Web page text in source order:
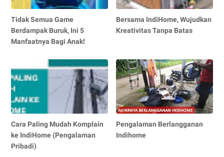
Tidak Semua Game
Berdampak Buruk, Ini 5
Manfaatnya Bagi Anak!
Bersama IndiHome, Wujudkan
Kreativitas Tanpa Batas
Cara Paling Mudah Komplain
ke IndiHome (Pengalaman
Pribadi)
Pengalaman Berlangganan
Indihome